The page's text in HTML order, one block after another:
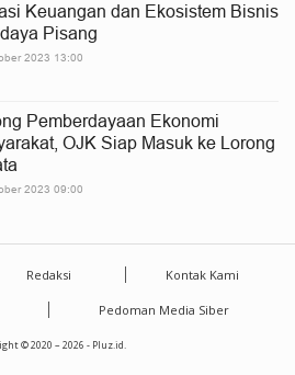
Keuangan dan Ekosistem Bisnis
Pisang
2023 13:00
Pemberdayaan Ekonomi
OJK Siap Masuk ke Lorong
2023 09:00
Redaksi Kontak Kami
Pedoman Media Siber
© 2020 – 2026 - Pluz.id.